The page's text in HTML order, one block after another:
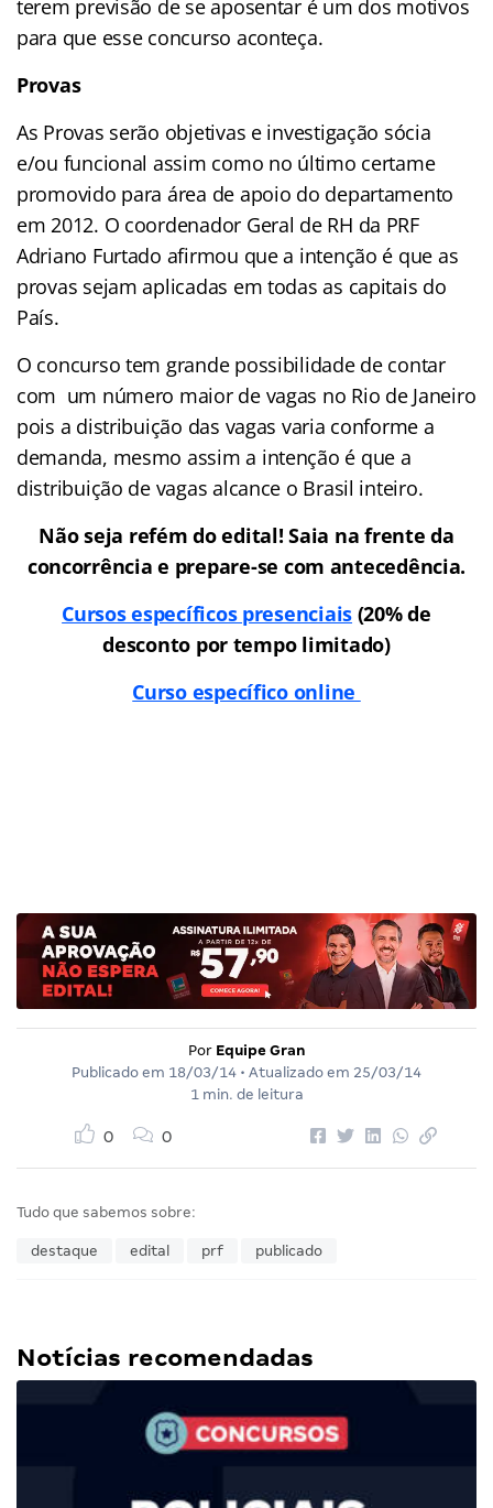
terem previsão de se aposentar é um dos motivos
para que esse concurso aconteça.
Provas
As Provas serão objetivas e investigação sócia
e/ou funcional assim como no último certame
promovido para área de apoio do departamento
em 2012. O coordenador Geral de RH da PRF
Adriano Furtado afirmou que a intenção é que as
provas sejam aplicadas em todas as capitais do
País.
O concurso tem grande possibilidade de contar
com um número maior de vagas no Rio de Janeiro
pois a distribuição das vagas varia conforme a
demanda, mesmo assim a intenção é que a
distribuição de vagas alcance o Brasil inteiro.
Não seja refém do edital! Saia na frente da
concorrência e prepare-se com antecedência.
Cursos específicos presenciais (20% de
desconto por tempo limitado)
Curso específico online
Por Equipe Gran
Publicado em 18/03/14 • Atualizado em 25/03/14
1 min. de leitura
0 0
Tudo que sabemos sobre:
destaque edital prf publicado
Notícias recomendadas